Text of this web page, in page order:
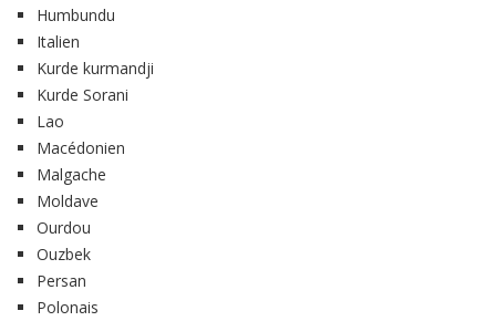
Humbundu
Italien
Kurde kurmandji
Kurde Sorani
Lao
Macédonien
Malgache
Moldave
Ourdou
Ouzbek
Persan
Polonais